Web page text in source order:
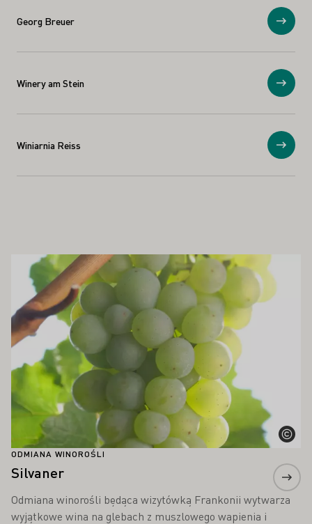
Georg Breuer
Winery am Stein
Winiarnia Reiss
ZAINTERESOWAĆ
ODMIANA WINOROŚLI
Silvaner
Odmiana winorośli będąca wizytówką Frankonii wytwarza
wyjątkowe wina na glebach z muszlowego wapienia i
Proszę dowiedzieć się więcej